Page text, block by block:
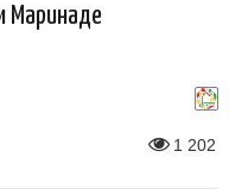
Маринаде
1 202